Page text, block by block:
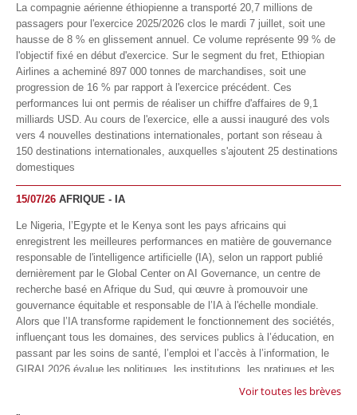
La compagnie aérienne éthiopienne a transporté 20,7 millions de
passagers pour l'exercice 2025/2026 clos le mardi 7 juillet, soit une
hausse de 8 % en glissement annuel. Ce volume représente 99 % de
l'objectif fixé en début d'exercice. Sur le segment du fret, Ethiopian
Airlines a acheminé 897 000 tonnes de marchandises, soit une
progression de 16 % par rapport à l'exercice précédent. Ces
performances lui ont permis de réaliser un chiffre d'affaires de 9,1
milliards USD. Au cours de l'exercice, elle a aussi inauguré des vols
vers 4 nouvelles destinations internationales, portant son réseau à
150 destinations internationales, auxquelles s'ajoutent 25 destinations
domestiques
15/07/26 AFRIQUE - IA
Le Nigeria, l’Egypte et le Kenya sont les pays africains qui
enregistrent les meilleures performances en matière de gouvernance
responsable de l'intelligence artificielle (IA), selon un rapport publié
dernièrement par le Global Center on AI Governance, un centre de
recherche basé en Afrique du Sud, qui œuvre à promouvoir une
gouvernance équitable et responsable de l’IA à l'échelle mondiale.
Alors que l’IA transforme rapidement le fonctionnement des sociétés,
influençant tous les domaines, des services publics à l’éducation, en
passant par les soins de santé, l’emploi et l’accès à l’information, le
GIRAI 2026 évalue les politiques, les institutions, les pratiques et les
conditions générales de gouvernance qui favorisent un déploiement
Voir toutes les brèves